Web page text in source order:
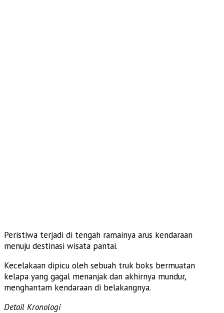
Peristiwa terjadi di tengah ramainya arus kendaraan
menuju destinasi wisata pantai.
Kecelakaan dipicu oleh sebuah truk boks bermuatan
kelapa yang gagal menanjak dan akhirnya mundur,
menghantam kendaraan di belakangnya.
Detail Kronologi